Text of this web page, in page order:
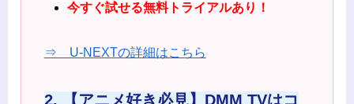
今すぐ試せる無料トライアルあり！
⇒ U-NEXTの詳細はこちら
2. 【アニメ好き必見】DMM TVはコ